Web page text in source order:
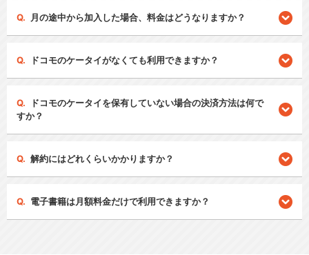
月の途中から加入した場合、料金はどうなりますか？
ドコモのケータイがなくても利用できますか？
ドコモのケータイを保有していない場合の決済方法は何で
すか？
解約にはどれくらいかかりますか？
電子書籍は月額料金だけで利用できますか？